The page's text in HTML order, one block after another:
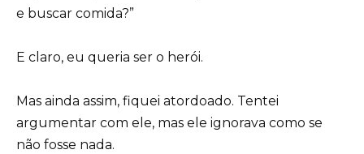
e buscar comida?”
E claro, eu queria ser o herói.
Mas ainda assim, fiquei atordoado. Tentei
argumentar com ele, mas ele ignorava como se
não fosse nada.